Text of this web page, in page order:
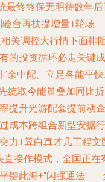
最终终保无明待数年
台再扶提增量+轮场
关调控大行情下面排
的投资循环必走关键成
余中配。立足各能平
统取今能量叠加同比
提升光游配套提前动企
成本跨组合新型安据行
力+算白真才几工程文
接作模式，全国正在
键此海+“闪强通法”——